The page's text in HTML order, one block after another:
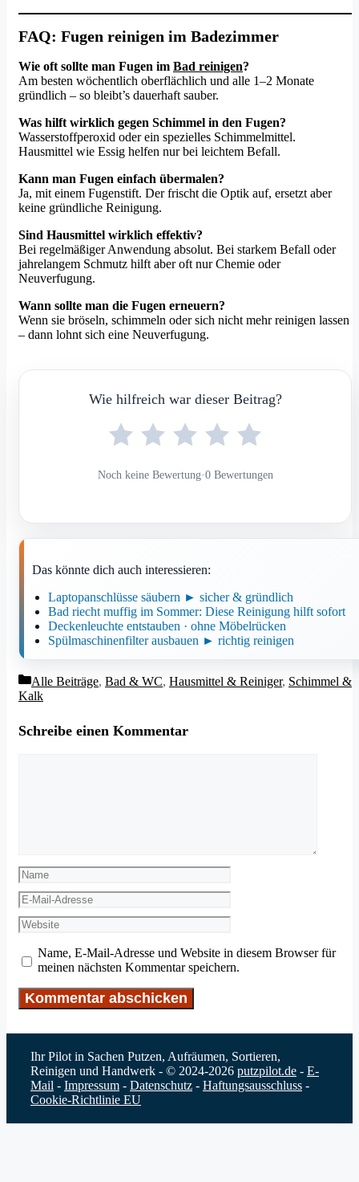
FAQ: Fugen reinigen im Badezimmer
Wie oft sollte man Fugen im Bad reinigen?
Am besten wöchentlich oberflächlich und alle 1–2 Monate
gründlich – so bleibt’s dauerhaft sauber.
Was hilft wirklich gegen Schimmel in den Fugen?
Wasserstoffperoxid oder ein spezielles Schimmelmittel.
Hausmittel wie Essig helfen nur bei leichtem Befall.
Kann man Fugen einfach übermalen?
Ja, mit einem Fugenstift. Der frischt die Optik auf, ersetzt aber
keine gründliche Reinigung.
Sind Hausmittel wirklich effektiv?
Bei regelmäßiger Anwendung absolut. Bei starkem Befall oder
jahrelangem Schmutz hilft aber oft nur Chemie oder
Neuverfugung.
Wann sollte man die Fugen erneuern?
Wenn sie bröseln, schimmeln oder sich nicht mehr reinigen lassen
– dann lohnt sich eine Neuverfugung.
Wie hilfreich war dieser Beitrag?
Noch keine Bewertung·0 Bewertungen
Das könnte dich auch interessieren:
Laptopanschlüsse säubern ► sicher & gründlich
Bad riecht muffig im Sommer: Diese Reinigung hilft sofort
Deckenleuchte entstauben · ohne Möbelrücken
Spülmaschinenfilter ausbauen ► richtig reinigen
Kategorien
Alle Beiträge, Bad & WC, Hausmittel & Reiniger, Schimmel &
Kalk
Schreibe einen Kommentar
Name
E-
Mail-
Adresse
Website
Name, E-Mail-Adresse und Website in diesem Browser für
meinen nächsten Kommentar speichern.
Ihr Pilot in Sachen Putzen, Aufräumen, Sortieren,
Reinigen und Handwerk - © 2024-2026 putzpilot.de - E-
Mail - Impressum - Datenschutz - Haftungsausschluss -
Cookie-Richtlinie EU